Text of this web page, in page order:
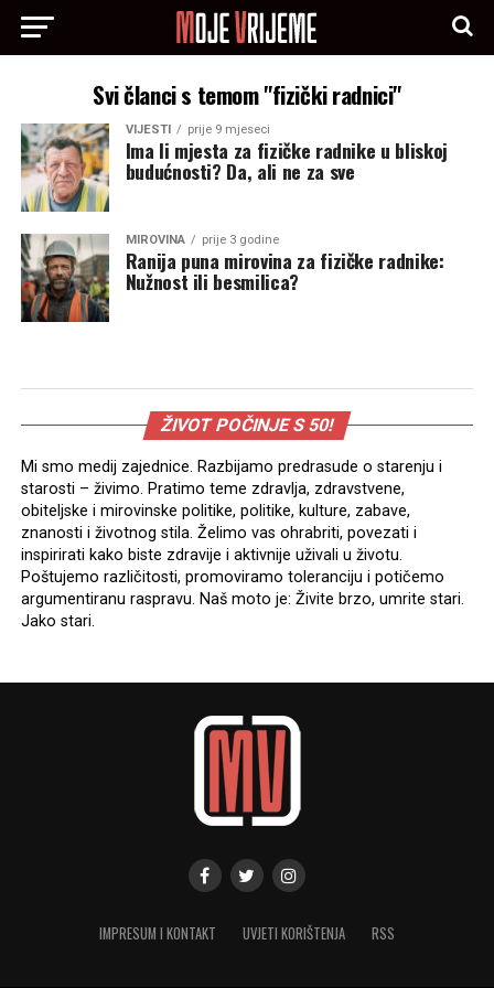
Svi članci s temom "fizički radnici"
VIJESTI prije 9 mjeseci
Ima li mjesta za fizičke radnike u bliskoj
budućnosti? Da, ali ne za sve
MIROVINA prije 3 godine
Ranija puna mirovina za fizičke radnike:
Nužnost ili besmilica?
ŽIVOT POČINJE S 50!
Mi smo medij zajednice. Razbijamo predrasude o starenju i
starosti – živimo. Pratimo teme zdravlja, zdravstvene,
obiteljske i mirovinske politike, politike, kulture, zabave,
znanosti i životnog stila. Želimo vas ohrabriti, povezati i
inspirirati kako biste zdravije i aktivnije uživali u životu.
Poštujemo različitosti, promoviramo toleranciju i potičemo
argumentiranu raspravu. Naš moto je: Živite brzo, umrite stari.
Jako stari.
IMPRESUM I KONTAKT UVJETI KORIŠTENJA RSS